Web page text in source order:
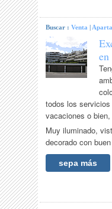
Buscar :Venta |
todos los
vacaciones o
Muy iluminado,
decorado con
sepa más